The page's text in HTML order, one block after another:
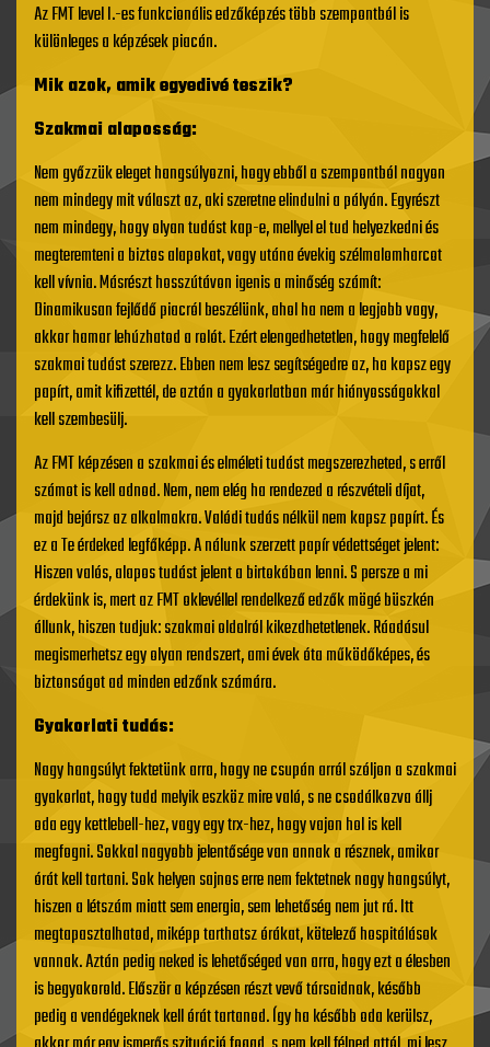
Az FMT level I.-es funkcionális edzőképzés több szempontból is
különleges a képzések piacán.
Mik azok, amik egyedivé teszik?
Szakmai alaposság:
Nem győzzük eleget hangsúlyozni, hogy ebből a szempontból nagyon
nem mindegy mit választ az, aki szeretne elindulni a pályán. Egyrészt
nem mindegy, hogy olyan tudást kap-e, mellyel el tud helyezkedni és
megteremteni a biztos alapokat, vagy utána évekig szélmalomharcot
kell vívnia. Másrészt hosszútávon igenis a minőség számít:
Dinamikusan fejlődő piacról beszélünk, ahol ha nem a legjobb vagy,
akkor hamar lehúzhatod a rolót. Ezért elengedhetetlen, hogy megfelelő
szakmai tudást szerezz. Ebben nem lesz segítségedre az, ha kapsz egy
papírt, amit kifizettél, de aztán a gyakorlatban már hiányosságokkal
kell szembesülj.
Az FMT képzésen a szakmai és elméleti tudást megszerezheted, s erről
számot is kell adnod. Nem, nem elég ha rendezed a részvételi díjat,
majd bejársz az alkalmakra. Valódi tudás nélkül nem kapsz papírt. És
ez a Te érdeked legfőképp. A nálunk szerzett papír védettséget jelent:
Hiszen valós, alapos tudást jelent a birtokában lenni. S persze a mi
érdekünk is, mert az FMT oklevéllel rendelkező edzők mögé büszkén
állunk, hiszen tudjuk: szakmai oldalról kikezdhetetlenek. Ráadásul
megismerhetsz egy olyan rendszert, ami évek óta működőképes, és
biztonságot ad minden edzőnk számára.
Gyakorlati tudás:
Nagy hangsúlyt fektetünk arra, hogy ne csupán arról szóljon a szakmai
gyakorlat, hogy tudd melyik eszköz mire való, s ne csodálkozva állj
oda egy kettlebell-hez, vagy egy trx-hez, hogy vajon hol is kell
megfogni. Sokkal nagyobb jelentősége van annak a résznek, amikor
órát kell tartani. Sok helyen sajnos erre nem fektetnek nagy hangsúlyt,
hiszen a létszám miatt sem energia, sem lehetőség nem jut rá. Itt
megtapasztalhatod, miképp tarthatsz órákat, kötelező hospitálások
vannak. Aztán pedig neked is lehetőséged van arra, hogy ezt a élesben
is begyakorold. Először a képzésen részt vevő társaidnak, később
pedig a vendégeknek kell órát tartanod. Így ha később oda kerülsz,